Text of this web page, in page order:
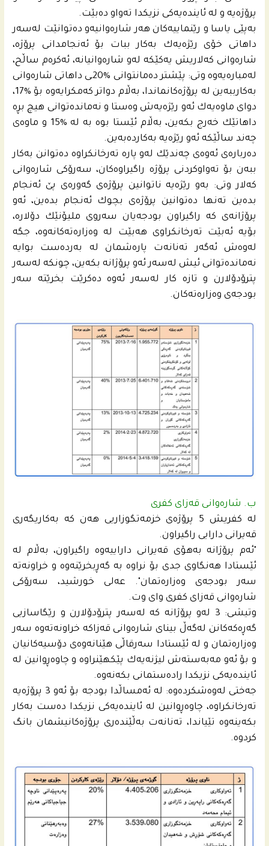
پرۆژه‌یه‌ و له‌ ئاینده‌یه‌كى نزیكدا ته‌واو ده‌بێت.
به‌پێى یاسا و رێنماییه‌كان هه‌ر شاره‌وانیه‌و ده‌توانێت له‌سه‌ر
داهاتى خۆى رێژه‌یه‌ك به‌كار ببات بۆ ئه‌نجامدانى پرۆژه‌،
شاره‌وانى كه‌لاریش یه‌كێكه‌ له‌و شاره‌وانیانه‌، ئه‌كره‌م ساڵح،
له‌مباره‌یه‌وه‌ وتى: پێشتر ده‌مانتوانى %20ـى داهاتى شاره‌وانى
به‌كارببه‌ین له‌ پرۆژه‌كانماندا، به‌ڵام دواتر كه‌مكرایه‌وه‌ بۆ %17،
دواى ماوه‌یه‌ك ئه‌و رێژه‌یه‌ش وه‌ستا و نه‌مانده‌توانى هیچ بڕه‌
داهاتێك خه‌رج بكه‌ین، به‌ڵام ئێستا بوه‌ به‌ له‌ %15 و ماوه‌ى
چه‌ند ساڵێكه‌ ئه‌و رێژه‌یه‌ به‌كارده‌به‌ین.
ده‌رباره‌ى ئه‌وه‌ى چه‌ندێك له‌و پاره‌ ته‌رخانكراوه‌ ده‌توانن به‌كار
ببه‌ن بۆ ته‌واوكردنى پرۆژه‌ راگیراوه‌كان، سه‌رۆكى شاره‌وانى
كه‌لار وتى: به‌و رێژه‌یه‌ ناتوانین پرۆژه‌ى گه‌وره‌ى پێ ئه‌نجام
بده‌ین ته‌نها ده‌توانین پرۆژه‌ى بچوك ئه‌نجام بده‌ین، ئه‌و
پرۆژانه‌ى كه‌ راگیراون بودجه‌یان سه‌روى ملیۆنێك دۆلاره،‌
بۆیه‌ ئه‌بێت ته‌رخانكراوى هه‌بێت له‌ وه‌زاره‌ته‌كانه‌وه‌، جگه‌
له‌وه‌ش ئه‌گه‌ر ته‌نانه‌ت پاره‌شمان له‌ به‌رده‌ست بوایه‌
نه‌مانده‌توانى ئیش له‌سه‌ر ئه‌و پرۆژانه‌ بكه‌ین، چونكه‌ له‌سه‌ر
پترۆدۆلارن و تازه‌ كار له‌سه‌ر ئه‌وه‌ ده‌كرێت بخرێته‌ سه‌ر
بودجه‌ى وه‌زاره‌ته‌كان.
ب. شاره‌وانى قه‌زاى كفرى
له‌ كفریش 5 پرۆژه‌ى خزمه‌تگوزاریی هه‌ن كه‌ به‌كاریگه‌ری
قه‌یرانى دارایی راگیراون.
"ئه‌م پرۆژانه‌ به‌هۆى قه‌یرانى داراییه‌وه‌ راگیراون، به‌ڵام له‌
ئێستادا هه‌نگاوى جدى بۆ نراوه‌ به‌ گه‌ڕبخرێنه‌وه‌ و خراونه‌ته‌
سه‌ر بودجه‌ى وه‌زاره‌تمان". عه‌لى خورشید، سه‌رۆكى
شاره‌وانى قه‌زاى كفرى واى وت.
وتیشى: 3 له‌و پرۆژانه‌ كه‌ له‌سه‌ر پترۆدۆلارن و رێگاسازیى
گه‌ڕه‌كه‌كانن له‌گه‌ڵ بیناى شاره‌وانى قه‌زاكه‌ خراونه‌ته‌وه‌ سه‌ر
وه‌زاره‌تمان و له‌ ئێستادا سه‌رقاڵى هێنانه‌وه‌ى دۆسیه‌كانیان
و بۆ ئه‌و مه‌به‌سته‌ش لیژنه‌یه‌ك پێكهێنراوه‌ و چاوه‌ڕوانین له‌
ئاینده‌یه‌كى نزیكدا راده‌ستمانى بكه‌نه‌وه‌.
جه‌ختى له‌وه‌شكرده‌وه‌: له‌ ئه‌مساڵدا بودجه‌ بۆ ئه‌و 3 پرۆژه‌یه‌
ته‌رخانكراوه‌، چاوه‌ڕوانین له‌ ئاینده‌یه‌كى نزیكدا ده‌ست به‌كار
بكه‌ینه‌وه‌ تێیاندا، ته‌نانه‌ت به‌ڵێنده‌رى پرۆژه‌كانیشمان بانگ
كردوه‌.